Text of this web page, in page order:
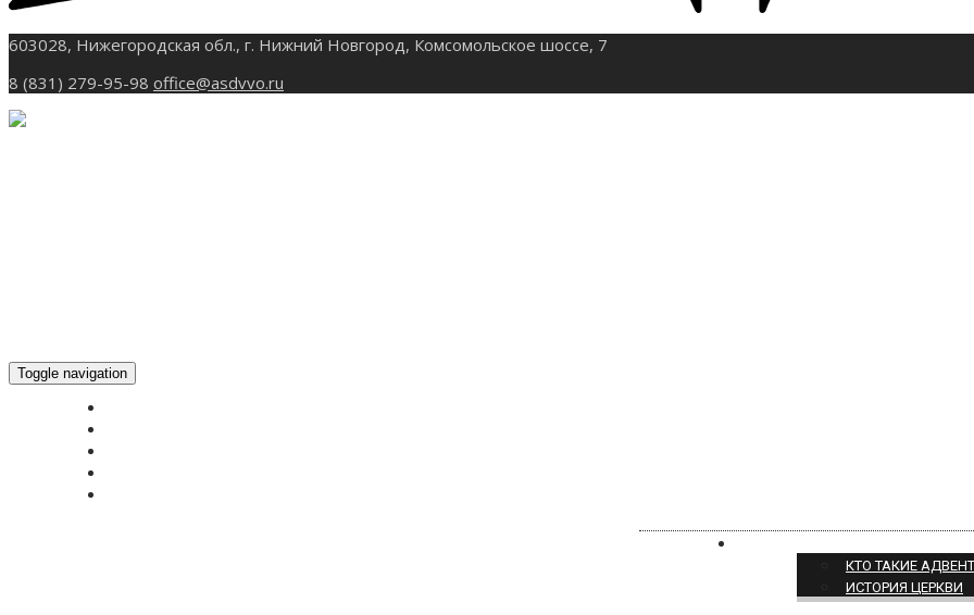
603028, Нижегородская обл., г. Нижний Новгород, Комсомольское шоссе, 7
8 (831) 279-95-98 office@asdvvo.ru
Toggle navigation
КТО ТАКИЕ
ИСТОРИЯ ЦЕРКВИ